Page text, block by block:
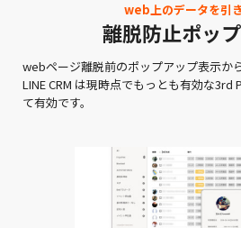
web上のデータを引
離脱防止ポッ
webページ離脱前のポップアップ表示か
LINE CRM は現時点でもっとも有効な
て有効です。